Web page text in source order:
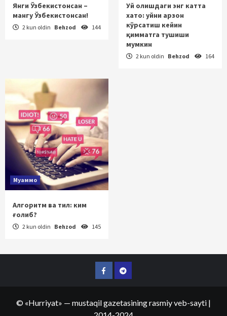
Янги Ўзбекистонсан –
мангу Ўзбекистонсан!
2 kun oldin Behzod 144
Уй олишдаги энг катта
хато: уйни арзон
кўрсатиш кейин
қимматга тушиши
мумкин
2 kun oldin Behzod 164
Муаммо
Алгоритм ва тил: ким
ғолиб?
2 kun oldin Behzod 145
FacebookTelegram
© «Hurriyat» — mustaqil gazetasining rasmiy veb-sayti |